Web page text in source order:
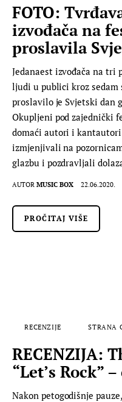
FOTO:
izvođača na
proslavila
Jedanaest izvođača na tri
ljudi u publici kroz sedam
proslavilo je Svjetski dan
Okupljeni pod zajednički
domaći autori i kantautori
izmjenjivali na
glazbu i pozdravljali
AUTOR MUSIC BOX 22.06.2020.
PROČITAJ VIŠE
RECENZIJE STRANA
RECENZIJA:
“Let’s Rock”
Nakon petogodišnje